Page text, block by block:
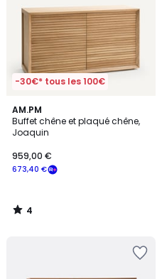
-30€* tous les 100€
AM.PM
Buffet chêne et plaqué chêne,
Joaquin
673,40 €
959,00 €
4
/
5
4
/